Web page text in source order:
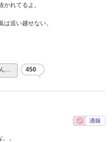
れてるよ。
は追い越せない。
… 450
。